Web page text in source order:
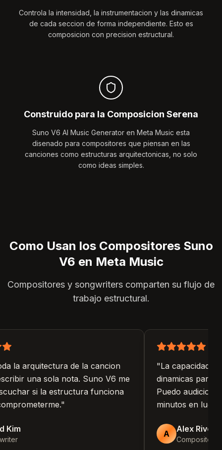
Controla la intensidad, la instrumentacion y las dinamicas
de cada seccion de forma independiente. Esto es
composicion con precision estructural.
Construido para la Composicion Serena
Suno V6 AI Music Generator en Meta Music esta
disenado para compositores que piensan en las
canciones como estructuras arquitectonicas, no solo
como ideas simples.
Como Usan los Compositores Suno
V6 en Meta Music
Compositores y songwriters comparten su flujo de
trabajo estructural.
la arquitectura de la cancion
una sola nota. Suno V6 me
si la estructura funciona
"
La capacidad de
dinamicas para
Puedo
minutos en lugar
A Alex Rivera
Compositor